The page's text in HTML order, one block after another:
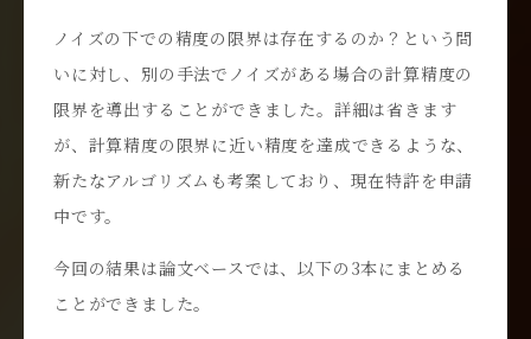
ノイズの下での精度の限界は存在するのか？という問
いに対し、別の手法でノイズがある場合の計算精度の
限界を導出することができました。詳細は省きます
が、計算精度の限界に近い精度を達成できるような、
新たなアルゴリズムも考案しており、現在特許を申請
中です。
今回の結果は論文ベースでは、以下の3本にまとめる
ことができました。